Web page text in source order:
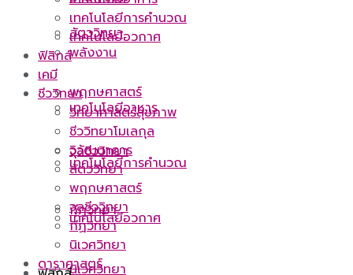
สัตววิทยา
พฤกษศาสตร์
จุลชีววิทยา
กีฏวิทยา
นิเวศวิทยา
พลังงาน
เทคโนโลยีอาหาร
เทคโนโลยีการคำนวณ
เทคโนโลยีอวกาศ
เทคโนโลยีการคำนวณ
เทคโนโลยีอวกาศ
ฟิสิกส์
เคมี
ชีววิทยา
วิทยาศาสตร์สุขภาพ
ชีววิทยาโมเลกุล
วิวัฒนาการ
สัตววิทยา
พฤกษศาสตร์
จุลชีววิทยา
กีฏวิทยา
นิเวศวิทยา
ดาราศาสตร์